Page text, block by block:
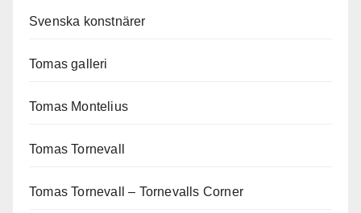
Svenska konstnärer
Tomas galleri
Tomas Montelius
Tomas Tornevall
Tomas Tornevall – Tornevalls Corner